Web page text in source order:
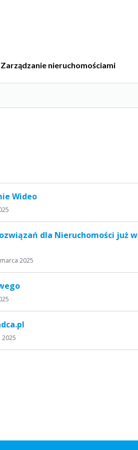
Zarządzanie nieruchomościami
Wideo
dla Nieruchomości już w
marca 2025
2025